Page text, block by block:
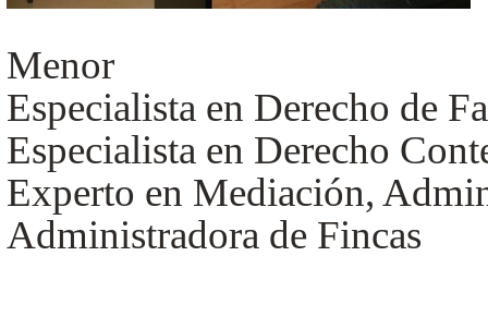
Menor
Especialista en Derecho de
Especialista en Derecho
Experto en Mediación,
Administradora de Fincas